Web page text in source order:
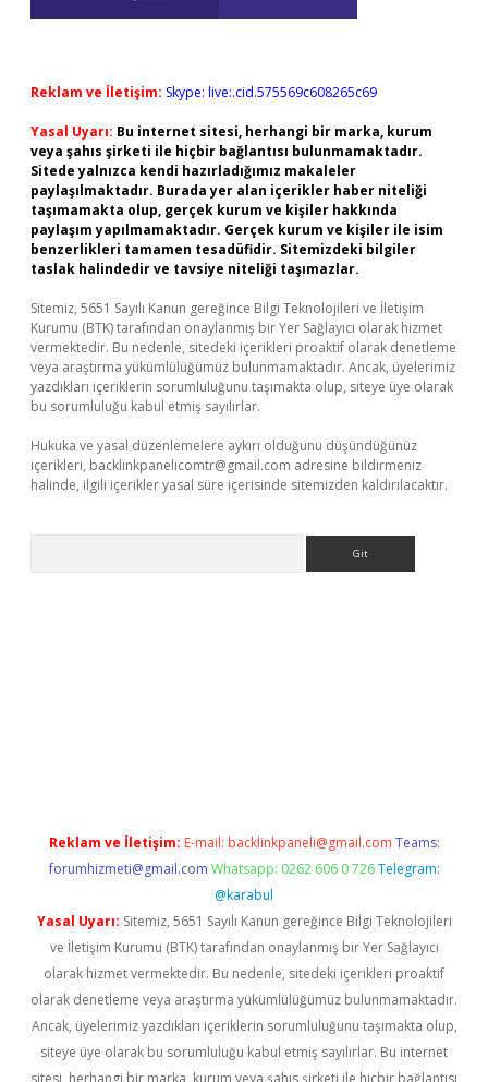
Reklam ve İletişim: Skype: live:.cid.575569c608265c69
Yasal Uyarı: Bu internet sitesi, herhangi bir marka, kurum
veya şahıs şirketi ile hiçbir bağlantısı bulunmamaktadır.
Sitede yalnızca kendi hazırladığımız makaleler
paylaşılmaktadır. Burada yer alan içerikler haber niteliği
taşımamakta olup, gerçek kurum ve kişiler hakkında
paylaşım yapılmamaktadır. Gerçek kurum ve kişiler ile isim
benzerlikleri tamamen tesadüfidir. Sitemizdeki bilgiler
taslak halindedir ve tavsiye niteliği taşımazlar.
Sitemiz, 5651 Sayılı Kanun gereğince Bilgi Teknolojileri ve İletişim
Kurumu (BTK) tarafından onaylanmış bir Yer Sağlayıcı olarak hizmet
vermektedir. Bu nedenle, sitedeki içerikleri proaktif olarak denetleme
veya araştırma yükümlülüğümüz bulunmamaktadır. Ancak, üyelerimiz
yazdıkları içeriklerin sorumluluğunu taşımakta olup, siteye üye olarak
bu sorumluluğu kabul etmiş sayılırlar.
Hukuka ve yasal düzenlemelere aykırı olduğunu düşündüğünüz
içerikleri, backlinkpanelicomtr@gmail.com adresine bildirmeniz
halinde, ilgili içerikler yasal süre içerisinde sitemizden kaldırılacaktır.
Reklam ve İletişim: E-mail: backlinkpaneli@gmail.com Teams:
forumhizmeti@gmail.com Whatsapp: 0262 606 0 726 Telegram:
@karabul
Yasal Uyarı: Sitemiz, 5651 Sayılı Kanun gereğince Bilgi Teknolojileri
ve İletişim Kurumu (BTK) tarafından onaylanmış bir Yer Sağlayıcı
olarak hizmet vermektedir. Bu nedenle, sitedeki içerikleri proaktif
olarak denetleme veya araştırma yükümlülüğümüz bulunmamaktadır.
Ancak, üyelerimiz yazdıkları içeriklerin sorumluluğunu taşımakta olup,
siteye üye olarak bu sorumluluğu kabul etmiş sayılırlar. Bu internet
sitesi, herhangi bir marka, kurum veya şahıs şirketi ile hiçbir bağlantısı